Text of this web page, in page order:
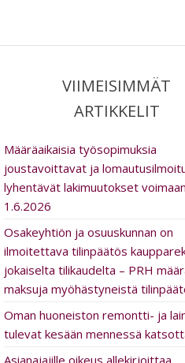
VIIMEISIMMÄT
ARTIKKELIT
Määräaikaisia työsopimuksia
joustavoittavat ja
lyhentävät lakimuutokset voimaan
1.6.2026
Osakeyhtiön ja osuuskunnan on
ilmoitettava tilinpäätös
jokaiselta tilikaudelta – PRH
maksuja myöhästyneistä
Oman huoneiston remontti- ja
tulevat kesään mennessä
Asia­na­ja­jille oikeus al­le­kir­joit­taa